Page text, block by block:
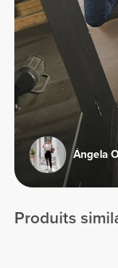
Ángela
Produits